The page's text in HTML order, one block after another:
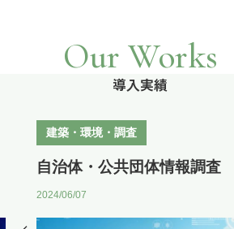
Our Works
導入実績
建築・環境・調査
自治体・公共団体情報調査
2024/06/07